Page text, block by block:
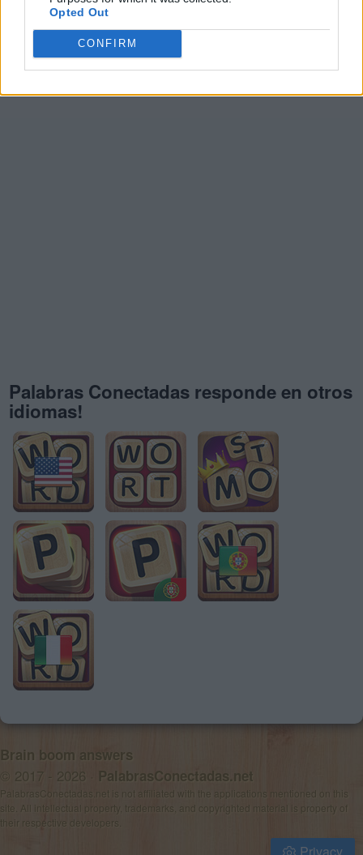
Opted Out
CONFIRM
(445votos, media:
Descargar Palabras Conectadas
Palabras Conectadas responde en otros
idiomas!
Brain boom answers
© 2017 - 2026 · PalabrasConectadas.net
PalabrasConectadas.net is not affiliated with the applications mentioned on this
site. All intellectual property, trademarks, and copyrighted material is property of
their respective developers.
Privacy